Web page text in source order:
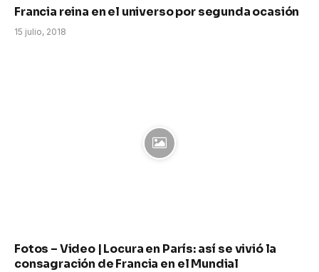
Francia reina en el universo por segunda ocasión
15 julio, 2018
Fotos – Video | Locura en París: así se vivió la
consagración de Francia en el Mundial